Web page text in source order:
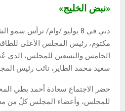
«نبض الخليج»
دبي في 8 يوليو /وام/ ترأس
مكتوم، رئيس المجلس الأعلى
الخامس والتسعين للمجلس، الذي
سعيد محمد الطاير، نائب رئيس
حضر الاجتماع سعادة أحمد بطي
للمجلس، وأعضاء المجلس كلٌ من